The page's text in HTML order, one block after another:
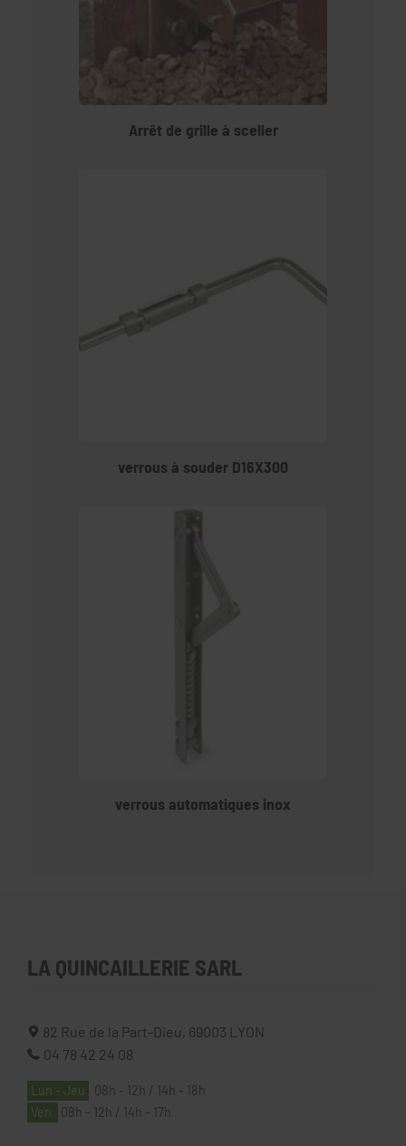
Arrêt de grille à sceller
verrous à souder D16X300
verrous automatiques inox
LA QUINCAILLERIE SARL
82 Rue de la Part-Dieu, 69003
LYON
04 78 42 24 08
Lun - Jeu
08h - 12h / 14h - 18h
Ven
08h - 12h / 14h - 17h